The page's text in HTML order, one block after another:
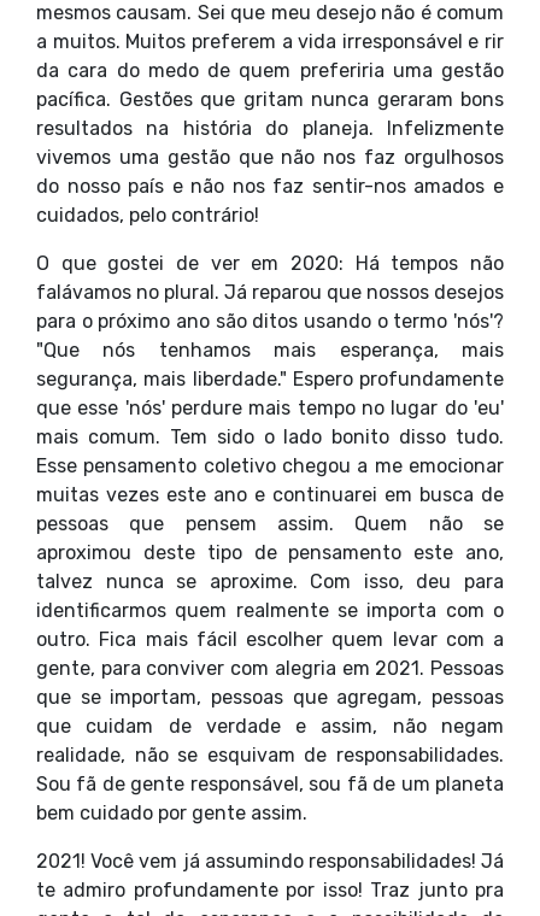
mesmos causam. Sei que meu desejo não é comum
a muitos. Muitos preferem a vida irresponsável e rir
da cara do medo de quem preferiria uma gestão
pacífica. Gestões que gritam nunca geraram bons
resultados na história do planeja. Infelizmente
vivemos uma gestão que não nos faz orgulhosos
do nosso país e não nos faz sentir-nos amados e
cuidados, pelo contrário!
O que gostei de ver em 2020: Há tempos não
falávamos no plural. Já reparou que nossos desejos
para o próximo ano são ditos usando o termo 'nós'?
"Que nós tenhamos mais esperança, mais
segurança, mais liberdade." Espero profundamente
que esse 'nós' perdure mais tempo no lugar do 'eu'
mais comum. Tem sido o lado bonito disso tudo.
Esse pensamento coletivo chegou a me emocionar
muitas vezes este ano e continuarei em busca de
pessoas que pensem assim. Quem não se
aproximou deste tipo de pensamento este ano,
talvez nunca se aproxime. Com isso, deu para
identificarmos quem realmente se importa com o
outro. Fica mais fácil escolher quem levar com a
gente, para conviver com alegria em 2021. Pessoas
que se importam, pessoas que agregam, pessoas
que cuidam de verdade e assim, não negam
realidade, não se esquivam de responsabilidades.
Sou fã de gente responsável, sou fã de um planeta
bem cuidado por gente assim.
2021! Você vem já assumindo responsabilidades! Já
te admiro profundamente por isso! Traz junto pra